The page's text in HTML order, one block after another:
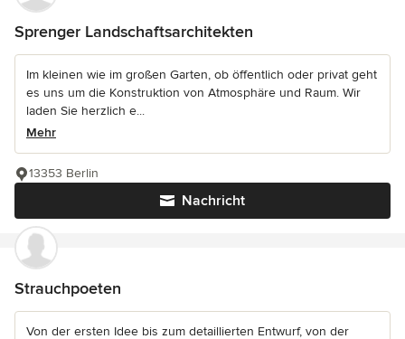
Sprenger Landschaftsarchitekten
Im kleinen wie im großen Garten, ob öffentlich oder privat geht
es uns um die Konstruktion von Atmosphäre und Raum. Wir
laden Sie herzlich e...
Mehr
Nachricht
13353 Berlin
Strauchpoeten
Von der ersten Idee bis zum detaillierten Entwurf, von der